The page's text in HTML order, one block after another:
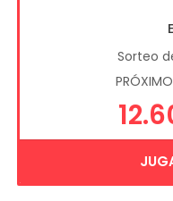
Sorteo